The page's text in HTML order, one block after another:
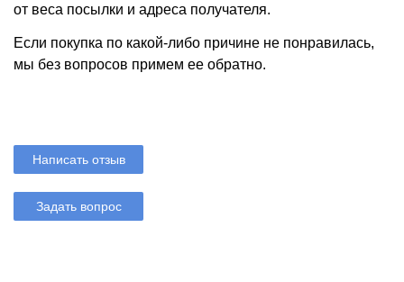
от веса посылки и адреса получателя.
Если покупка по какой-либо причине не понравилась,
мы без вопросов примем ее обратно.
Написать отзыв
Задать вопрос